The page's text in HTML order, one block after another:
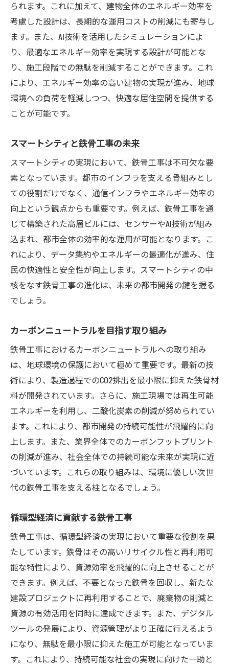
られます。これに加えて、建物全体のエネルギー効率を
考慮した設計は、長期的な運用コストの削減にも寄与し
ます。また、AI技術を活用したシミュレーションによ
り、最適なエネルギー効率を実現する設計が可能とな
り、施工段階での無駄を削減することができます。これ
により、エネルギー効率の高い建物の実現が進み、地球
環境への負荷を軽減しつつ、快適な居住空間を提供する
ことが可能です。
スマートシティと鉄骨工事の未来
スマートシティの実現において、鉄骨工事は不可欠な要
素となっています。都市のインフラを支える骨組みとし
ての役割だけでなく、通信インフラやエネルギー効率の
向上という観点からも重要です。例えば、鉄骨工事を通
じて構築された高層ビルには、センサーやAI技術が組み
込まれ、都市全体の効率的な運用が可能となります。こ
れにより、データ集約やエネルギーの最適化が進み、住
民の快適性と安全性が向上します。スマートシティの中
核をなす鉄骨工事の進化は、未来の都市開発の鍵を握る
でしょう。
カーボンニュートラルを目指す取り組み
鉄骨工事におけるカーボンニュートラルへの取り組み
は、地球環境の保護において極めて重要です。最新の技
術により、製造過程でのCO2排出を最小限に抑えた鉄骨材
料が開発されています。さらに、施工現場では再生可能
エネルギーを利用し、二酸化炭素の削減が努められてい
ます。これにより、都市開発の持続可能性が飛躍的に向
上します。また、業界全体でのカーボンフットプリント
の削減が進み、社会全体での持続可能な未来が実現に近
づいています。これらの取り組みは、環境に優しい次世
代の鉄骨工事を支える柱となるでしょう。
循環型経済に貢献する鉄骨工事
鉄骨工事は、循環型経済の実現において重要な役割を果
たしています。鉄骨はその高いリサイクル性と再利用可
能な特性により、資源効率を飛躍的に向上させることが
できます。例えば、不要となった鉄骨を回収し、新たな
建設プロジェクトに再利用することで、廃棄物の削減と
資源の有効活用を同時に達成できます。また、デジタル
ツールの発展により、資源管理がより正確に行えるよう
になり、無駄を最小限に抑えた施工が可能となっていま
す。これにより、持続可能な社会の実現に向けた一助と